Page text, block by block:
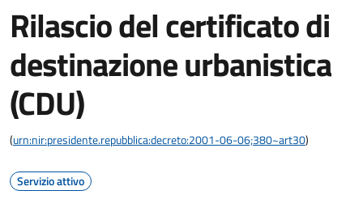
Rilascio del certificato di
destinazione urbanistica
(CDU)
(urn:nir:presidente.repubblica:decreto:2001-06-06;380~art30)
Servizio attivo